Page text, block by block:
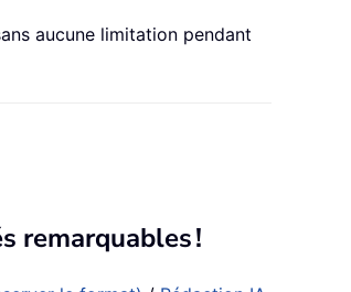
aucune limitation pendant
remarquables !